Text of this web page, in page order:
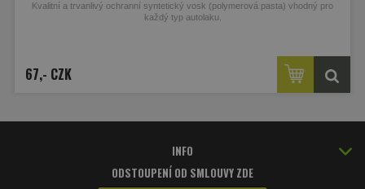
Kvalitní a trvanlivý ochranní syntetický vosk (polymerová pasta) vhodný pro
každý typ autolaku.
67,- CZK
INFO
ODSTOUPENÍ OD SMLOUVY ZDE